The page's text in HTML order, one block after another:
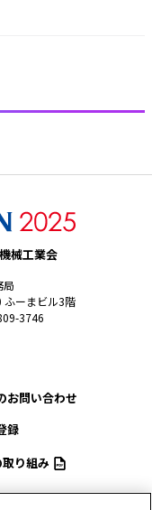
械工業会
局
ふーまビル3階
3746
お問い合わせ
録
り組み